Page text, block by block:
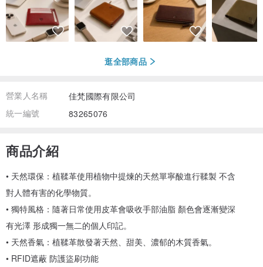
逛全部商品
營業人名稱
佳梵國際有限公司
統一編號
83265076
商品介紹
• 天然環保：植鞣革使用植物中提煉的天然單寧酸進行鞣製 不含
對人體有害的化學物質。
• 獨特風格：隨著日常使用皮革會吸收手部油脂 顏色會逐漸變深
有光澤 形成獨一無二的個人印記。
• 天然香氣：植鞣革散發著天然、甜美、濃郁的木質香氣。
• RFID遮蔽 防護盜刷功能